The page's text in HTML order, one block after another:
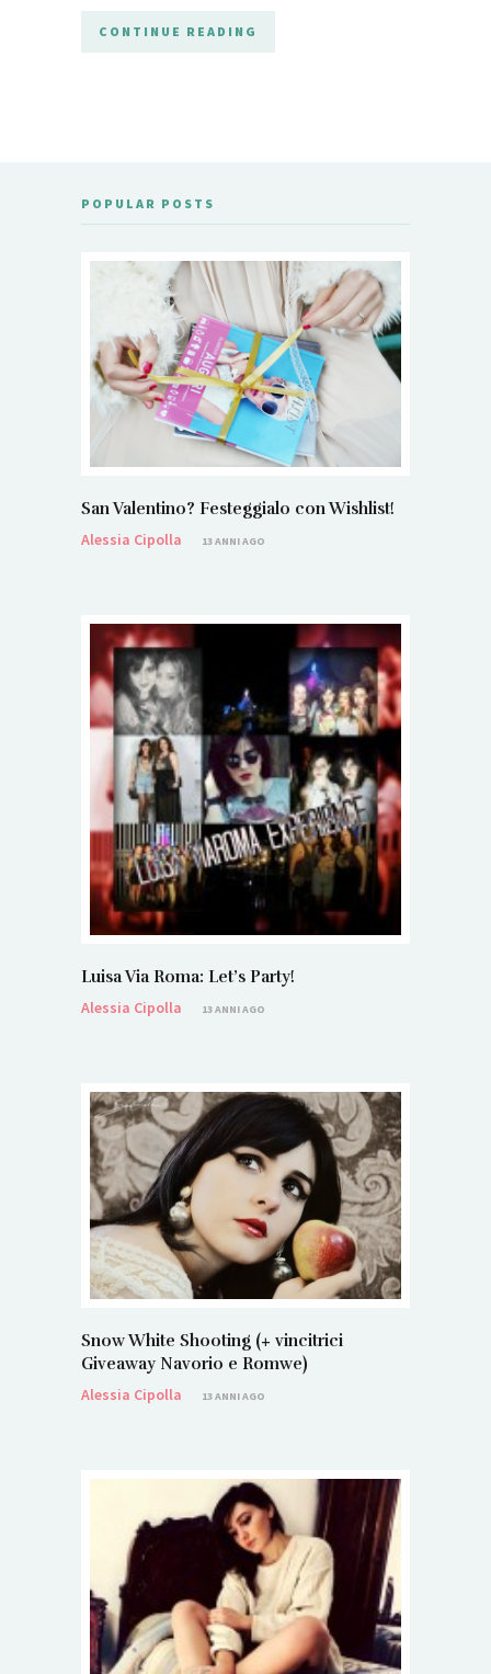
CONTINUE READING
POPULAR POSTS
San Valentino? Festeggialo con Wishlist!
Alessia Cipolla
13 ANNI AGO
Luisa Via Roma: Let’s Party!
Alessia Cipolla
13 ANNI AGO
Snow White Shooting (+ vincitrici
Giveaway Navorio e Romwe)
Alessia Cipolla
13 ANNI AGO